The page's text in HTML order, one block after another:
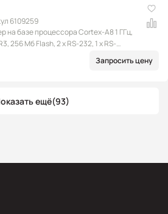
6109259
на базе процессора Cortex-A8 1 ГГц,
256 Мб Flash, 2 x RS-232, 1 x RS-
слота расширения, Win CE 7.0
Запросить цену
ещё(93)